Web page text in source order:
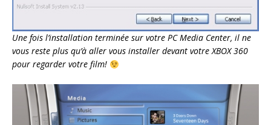
Une fois l’installation terminée sur votre PC Media Center, il ne
vous reste plus qu’à aller vous installer devant votre XBOX 360
pour regarder votre film!